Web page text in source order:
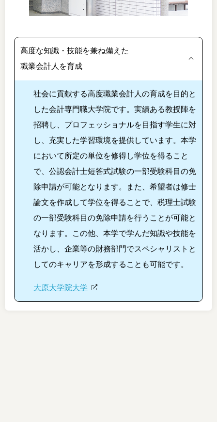
高度な知識・技能を兼ね備えた
職業会計人を育成
社会に貢献する高度職業会計人の育成を目的と
した会計専門職大学院です。実績ある教授陣を
招聘し、プロフェッショナルを目指す学生に対
し、充実した学習環境を提供しています。本学
において所定の単位を修得し学位を得ること
で、公認会計士短答式試験の一部受験科目の免
除申請が可能となります。また、希望者は修士
論文を作成して学位を得ることで、税理士試験
の一部受験科目の免除申請を行うことが可能と
なります。この他、本学で学んだ知識や技能を
活かし、企業等の財務部門でスペシャリストと
してのキャリアを形成することも可能です。
大原大学院大学